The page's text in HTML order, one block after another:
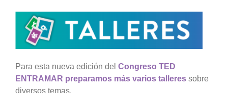
Para esta nueva edición del Congreso TED
ENTRAMAR preparamos más varios talleres sobre
diversos temas.